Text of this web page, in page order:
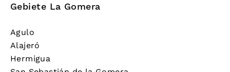
Gebiete La Gomera
Agulo
Alajeró
Hermigua